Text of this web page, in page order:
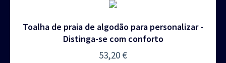
Toalha de praia de algodão para personalizar -
Distinga-se com conforto
53,20 €